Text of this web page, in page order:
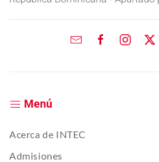
Menú
Acerca de INTEC
Admisiones